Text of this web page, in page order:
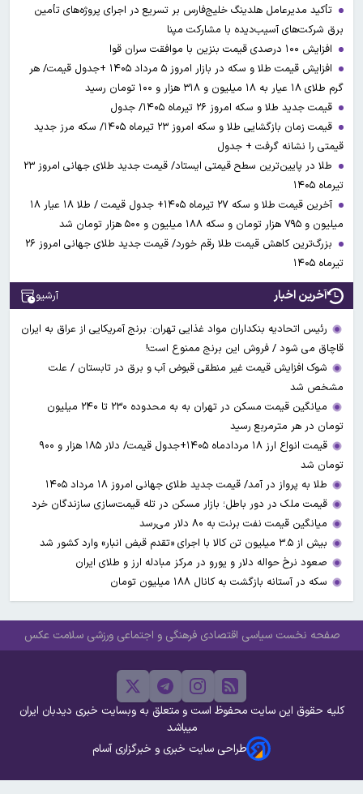
تأکید مدیرعامل هلدینگ خلیج‌فارس بر تسریع در اجرای پروژه‌های تأمین
برق شرکت‌های آسیب‌دیده با مشارکت مپنا
افزایش ۱۰۰ درصدی قیمت بنزین با موافقت سران قوا
افزایش قیمت طلا و سکه در بازار امروز ۵ مرداد ۱۴۰۵ +جدول قیمت/ هر
گرم طلای ۱۸ عیار به ۱۸ میلیون و ۳۱۸ هزار و ۱۰۰ تومان رسید
قیمت جدید طلا و سکه امروز ۲۶ تیرماه ۱۴۰۵/ جدول
قیمت زمان بازگشایی طلا و سکه امروز ۲۳ تیرماه ۱۴۰۵/ سکه مرز جدید
قیمتی را نشانه گرفت + جدول
طلا در پایین‌ترین سطح قیمتی ایستاد/ قیمت جدید طلای جهانی امروز ۲۳
تیرماه ۱۴۰۵
آخرین قیمت طلا و سکه ۲۷ تیرماه ۱۴۰۵+ جدول قیمت / طلا ۱۸ عیار ۱۸
میلیون و ۷۹۵ هزار تومان و سکه ۱۸۸ میلیون و ۵۰۰ هزار تومان شد
بزرگ‌ترین کاهش قیمت طلا رقم خورد/ قیمت جدید طلای جهانی امروز ۲۶
تیرماه ۱۴۰۵
آخرین اخبار آرشیو
رئیس اتحادیه بنکداران مواد غذایی تهران: برنج آمریکایی از عراق به ایران
قاچاق می شود / فروش این برنج ممنوع است!
شوک افزایش قیمت غیر منطقی قبوض آب و برق در تابستان / علت
مشخص شد
میانگین قیمت مسکن در تهران به به محدوده ۲۳۰ تا ۲۴۰ میلیون
تومان در هر مترمربع رسید
قیمت انواع ارز ۱۸ مردادماه ۱۴۰۵+جدول قیمت/ دلار ۱۸۵ هزار و ۹۰۰
تومان شد
طلا به پرواز در آمد/ قیمت جدید طلای جهانی امروز ۱۸ مرداد ۱۴۰۵
قیمت ملک در دور باطل؛ بازار مسکن در تله قیمت‌سازی سازندگان خرد
میانگین قیمت نفت برنت به ۸۰ دلار می‌رسد
بیش از ۳.۵ میلیون تن کالا با اجرای «تقدم قبض انبار» وارد کشور شد
صعود نرخ حواله دلار و یورو در مرکز مبادله ارز و طلای ایران
سکه در آستانه بازگشت به کانال ۱۸۸ میلیون تومان
صفحه نخست سیاسی اقتصادی فرهنگی و اجتماعی ورزشی سلامت عکس
کلیه حقوق این سایت محفوظ است و متعلق به وبسایت خبری دیدبان ایران
میباشد
طراحی سایت خبری و خبرگزاری آسام